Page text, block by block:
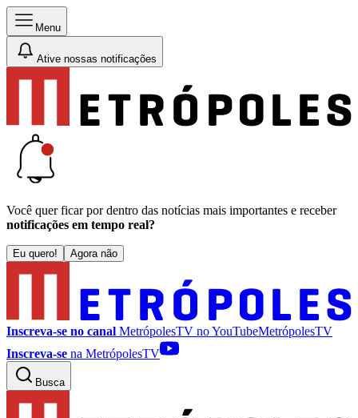
Menu
Ative nossas notificações
Você quer ficar por dentro das notícias mais importantes e receber
notificações em tempo real?
Eu quero! Agora não
Inscreva-se no canal MetrópolesTV noYouTubeMetrópolesTV
Inscreva-se na MetrópolesTV
Busca